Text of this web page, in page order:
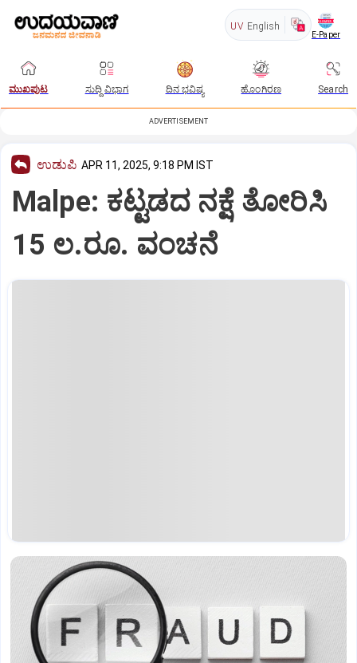
UV English
E-Paper
ಮುಖಪುಟ ಸುದ್ದಿ ವಿಭಾಗ ದಿನ ಭವಿಷ್ಯ ಹೊಂಗಿರಣ Search
ADVERTISEMENT
ಉಡುಪಿ APR 11, 2025, 9:18 PM IST
Malpe: ಕಟ್ಟಡದ ನಕ್ಷೆ ತೋರಿಸಿ
15 ಲ.ರೂ. ವಂಚನೆ